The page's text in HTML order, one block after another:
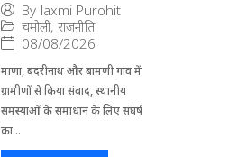
By laxmi Purohit
चमोली, राजनीति
08/08/2026
माणा, बदरीनाथ और बामणी गांव में
ग्रामीणों से किया संवाद, स्थानीय
समस्याओं के समाधान के लिए संघर्ष
का...